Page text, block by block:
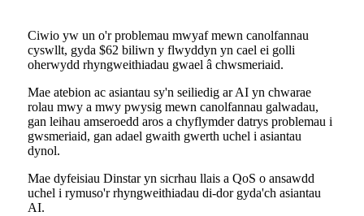
Ciwio yw un o'r problemau mwyaf mewn canolfannau
cyswllt, gyda $62 biliwn y flwyddyn yn cael ei golli
oherwydd rhyngweithiadau gwael â chwsmeriaid.
Mae atebion ac asiantau sy'n seiliedig ar AI yn chwarae
rolau mwy a mwy pwysig mewn canolfannau galwadau,
gan leihau amseroedd aros a chyflymder datrys problemau i
gwsmeriaid, gan adael gwaith gwerth uchel i asiantau
dynol.
Mae dyfeisiau Dinstar yn sicrhau llais a QoS o ansawdd
uchel i rymuso'r rhyngweithiadau di-dor gyda'ch asiantau
AI.